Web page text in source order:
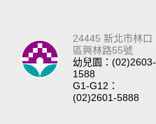
24445 新北市林口
區興林路55號
幼兒園：(02)2603-
1588
G1-G12：
(02)2601-5888